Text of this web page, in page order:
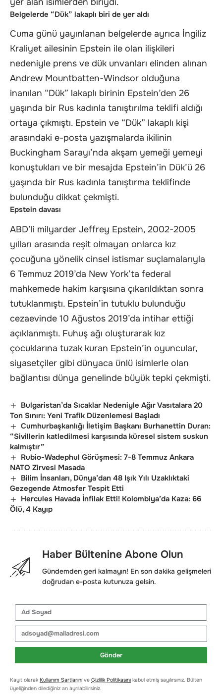
Belgelerde “Dük” lakaplı biri de yer aldı
Cuma günü yayınlanan belgelerde ayrıca İngiliz
Kraliyet ailesinin Epstein ile olan ilişkileri
nedeniyle prens ve dük unvanları elinden alınan
Andrew Mountbatten-Windsor olduğuna
inanılan “Dük” lakaplı birinin Epstein’den 26
yaşında bir Rus kadınla tanıştırılma teklifi aldığı
ortaya çıkmıştı. Epstein ve “Dük” lakaplı kişi
arasındaki e-posta yazışmalarda ikilinin
Buckingham Sarayı’nda akşam yemeği yemeyi
konuştukları ve bir mesajda Epstein’in Dük’ü 26
yaşında bir Rus kadınla tanıştırma teklifinde
bulunduğu dikkat çekmişti.
Epstein davası
ABD’li milyarder Jeffrey Epstein, 2002-2005
yılları arasında reşit olmayan onlarca kız
çocuğuna yönelik cinsel istismar suçlamalarıyla
6 Temmuz 2019’da New York’ta federal
mahkemede hakim karşısına çıkarıldıktan sonra
tutuklanmıştı. Epstein’in tutuklu bulunduğu
cezaevinde 10 Ağustos 2019’da intihar ettiği
açıklanmıştı. Fuhuş ağı oluşturarak kız
çocuklarına tuzak kuran Epstein’in oyuncular,
siyasetçiler gibi dünyaca ünlü isimlerle olan
bağlantısı dünya genelinde büyük tepki çekmişti.
Bulgaristan’da Sıcaklar Nedeniyle Ağır Vasıtalara 20
Ton Sınırı: Yeni Trafik Düzenlemesi Başladı
Cumhurbaşkanlığı İletişim Başkanı Burhanettin Duran:
“Sivillerin katledilmesi karşısında küresel sistem suskun
kalmıştır”
Rubio-Wadephul Görüşmesi: 7-8 Temmuz Ankara
NATO Zirvesi Masada
Bilim İnsanları, Dünya’dan 48 Işık Yılı Uzaklıktaki
Gezegende Atmosfer Tespit Etti
Hercules Havada İnfilak Etti! Kolombiya’da Kaza: 66
Ölü, 4 Kayıp
Haber Bültenine Abone Olun
Gündemden geri kalmayın! En son dakika gelişmeleri
doğrudan e-posta kutunuza gelsin.
Gönder
Kayıt olarak Kullanım Şartlarını ve Gizlilik Politikasını kabul etmiş sayılırsınız. Bülten
üyeliğinden dilediğiniz an ayrılabilirsiniz.